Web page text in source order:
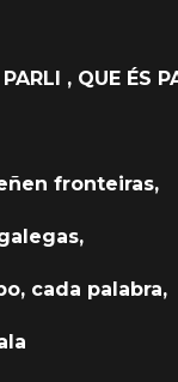
, QUE ÉS
fronteiras,
cada palabra,